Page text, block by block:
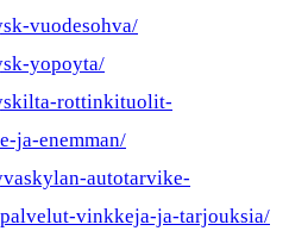
vuodesohva/
yopoyta/
rottinkituolit-
ja-enemman/
autotarvike-
vinkkeja-ja-tarjouksia/